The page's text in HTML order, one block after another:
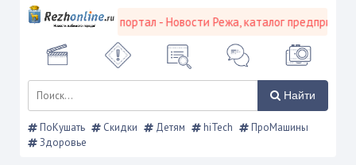
городской портал - Новости Режа, каталог предприятий,
Найти
ПоКушать Скидки Детям hiTech
ПроМашины
Здоровье